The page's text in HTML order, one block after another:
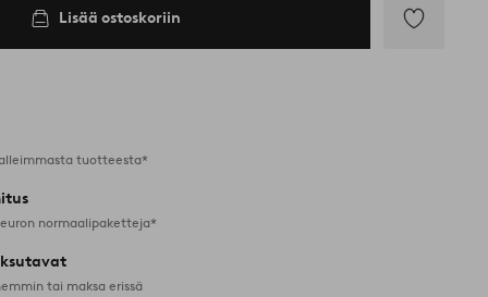
Lisää ostoskoriin
tuotteesta*
normaalipaketteja*
tai maksa erissä